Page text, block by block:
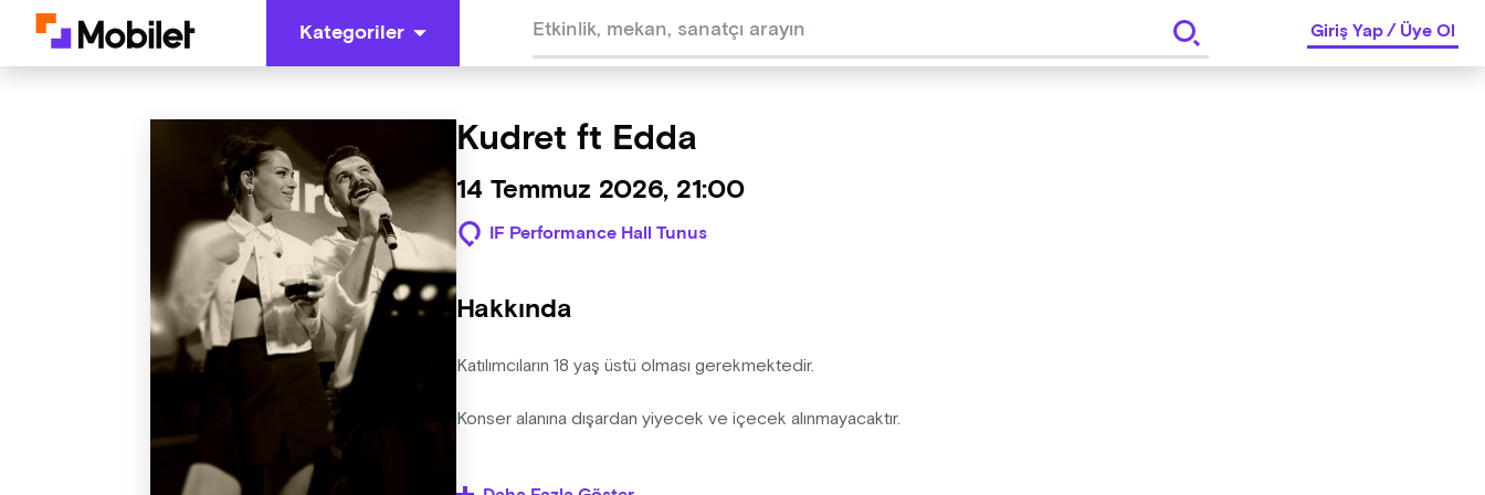
Kategoriler Giriş Yap/Üye Ol
Kudret ft Edda
14 Temmuz 2026, 21:00
IF Performance Hall Tunus
Hakkında
Katılımcıların 18 yaş üstü olması gerekmektedir.
Konser alanına dışardan yiyecek ve içecek alınmayacaktır.